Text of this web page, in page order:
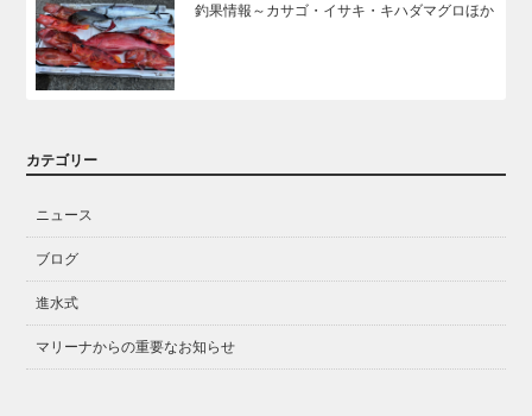
釣果情報～カサゴ・イサキ・キハダマグロほか
カテゴリー
ニュース
ブログ
進水式
マリーナからの重要なお知らせ